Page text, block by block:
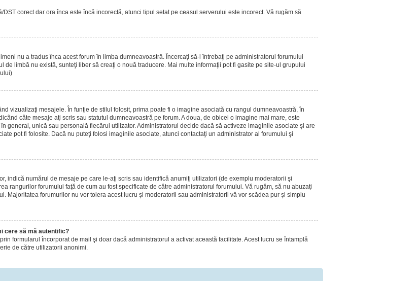
corect dar ora înca este încă incorectă, atunci tipul setat pe ceasul serverului este incorect. Vă rugăm să
nu a tradus înca acest forum în limba dumneavoastră. Încercaţi să-l întrebaţi pe administratorul forumului
limbă nu există, sunteţi liber să creaţi o nouă traducere. Mai multe informaţii pot fi gasite pe site-ul grupului
vizualizaţi mesajele. În funţie de stilul folosit, prima poate fi o imagine asociată cu rangul dumneavoastră, în
câte mesaje aţi scris sau statutul dumneavoastră pe forum. A doua, de obicei o imagine mai mare, este
general, unică sau personală fiecărui utilizator. Administratorul decide dacă să activeze imaginile asociate şi are
pot fi folosite. Dacă nu puteţi folosi imaginile asociate, atunci contactaţi un administrator al forumului şi
indică numărul de mesaje pe care le-aţi scris sau identifică anumiţi utilizatori (de exemplu moderatorii şi
rangurilor forumului faţă de cum au fost specificate de către administratorul forumului. Vă rugăm, să nu abuzaţi
Majoritatea forumurilor nu vor tolera acest lucru şi moderatorii sau administratorii vă vor scădea pur şi simplu
cere să mă autentific?
formularul încorporat de mail şi doar dacă administratorul a activat această facilitate. Acest lucru se întamplă
de către utilizatorii anonimi.